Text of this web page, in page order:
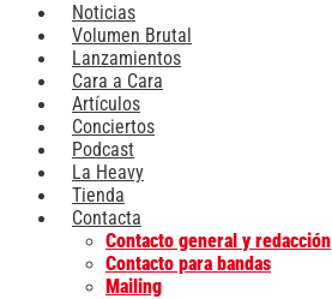
Noticias
Volumen Brutal
Lanzamientos
Cara a Cara
Artículos
Conciertos
Podcast
La Heavy
Tienda
Contacta
Contacto general y redacción
Contacto para bandas
Mailing